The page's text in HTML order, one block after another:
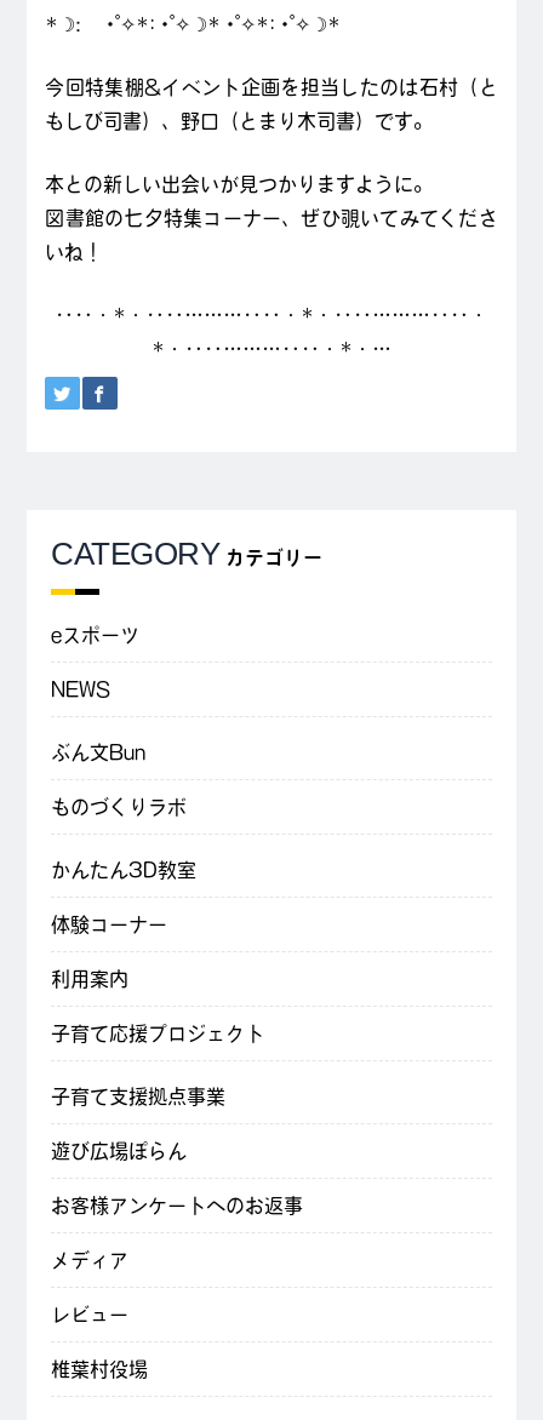
*☽:゚・゚✧*:・゚✧☽*・゚✧*:・゚✧☽*
今回特集棚&イベント企画を担当したのは石村（と
もしび司書）、野口（とまり木司書）です。
本との新しい出会いが見つかりますように。
図書館の七夕特集コーナー、ぜひ覗いてみてくださ
いね！
‥‥・*・‥‥………‥‥・*・‥‥………‥‥・
*・‥‥………‥‥・*・…
CATEGORY カテゴリー
eスポーツ
NEWS
ぶん文Bun
ものづくりラボ
かんたん3D教室
体験コーナー
利用案内
子育て応援プロジェクト
子育て支援拠点事業
遊び広場ぽらん
お客様アンケートへのお返事
メディア
レビュー
椎葉村役場